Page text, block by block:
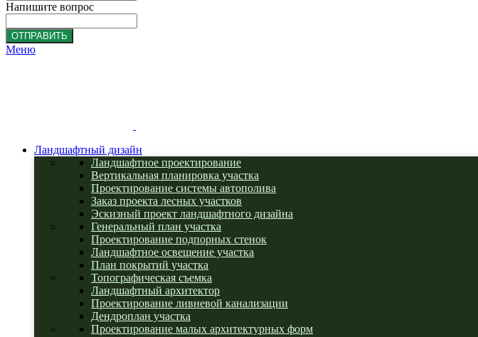
Напишите вопрос
ОТПРАВИТЬ
Меню
Ландшафтный дизайн
Ландшафтное проектирование
Вертикальная планировка участка
Проектирование системы автополива
Заказ проекта лесных участков
Эскизный проект ландшафтного дизайна
Генеральный план участка
Проектирование подпорных стенок
Ландшафтное освещение участка
План покрытий участка
Топографическая съемка
Ландшафтный архитектор
Проектирование ливневой канализации
Дендроплан участка
Проектирование малых архитектурных форм